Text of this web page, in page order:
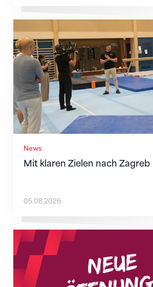
News
Mit klaren Zielen nach Zagreb
Mit klaren Zielen nach Zagreb
05.08.2026
Neue Empfangszeiten ab 1.